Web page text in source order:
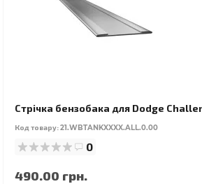
Стрічка бензобака для Dodge
Код товару:21.WBTANKXXXX.ALL.0.00
0
490.00 грн.